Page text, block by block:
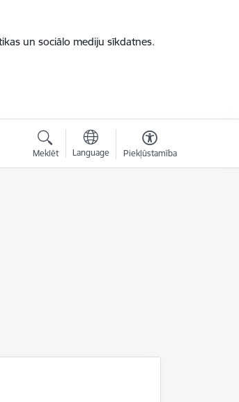
un sociālo mediju sīkdatnes.
Meklēt Language Piekļūstamība